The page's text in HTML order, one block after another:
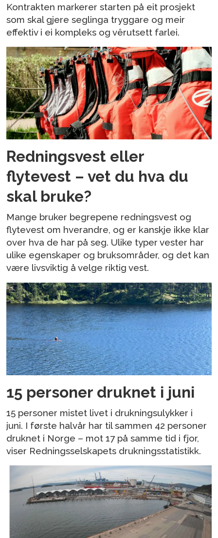
Kontrakten markerer starten på eit prosjekt
som skal gjere seglinga tryggare og meir
effektiv i ei kompleks og vêrutsett farlei.
Redningsvest eller
flytevest – vet du hva du
skal bruke?
Mange bruker begrepene redningsvest og
flytevest om hverandre, og er kanskje ikke klar
over hva de har på seg. Ulike typer vester har
ulike egenskaper og bruksområder, og det kan
være livsviktig å velge riktig vest.
15 personer druknet i juni
15 personer mistet livet i drukningsulykker i
juni. I første halvår har til sammen 42 personer
druknet i Norge – mot 17 på samme tid i fjor,
viser Redningsselskapets drukningsstatistikk.